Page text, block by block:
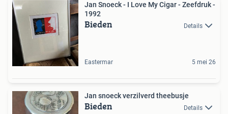
Jan Snoeck - I Love My Cigar - Zeefdruk -
1992
Bieden Details
Eastermar 5 mei 26
Jan snoeck verzilverd theebusje
Bieden Details